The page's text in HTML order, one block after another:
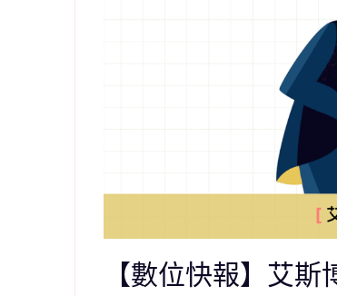
【數位快報】艾